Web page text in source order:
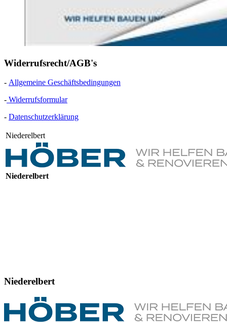
Widerrufsrecht/AGB's
- Allgemeine Geschäftsbedingungen
- Widerrufsformular
- Datenschutzerklärung
Niederelbert
Niederelbert
Niederelbert